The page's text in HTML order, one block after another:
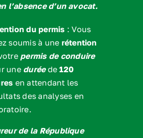
l’absence d’un avocat.
du permis : Vous
soumis à une rétention
permis de conduire
une duréede120
en attendant les
des analyses en
de la République